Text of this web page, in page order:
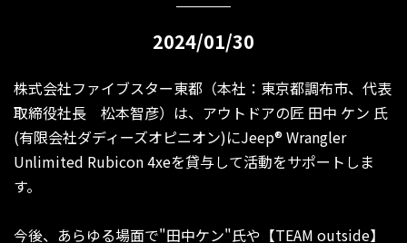
2024/01/30
株式会社ファイブスター東都（本社：東京都調布市、代表
取締役社長 松本智彦）は、アウトドアの匠 田中 ケン 氏
(有限会社ダディーズオピニオン)にJeep® Wrangler
Unlimited Rubicon 4xeを貸与して活動をサポートしま
す。
今後、あらゆる場面で"田中ケン"氏や【TEAM outside】